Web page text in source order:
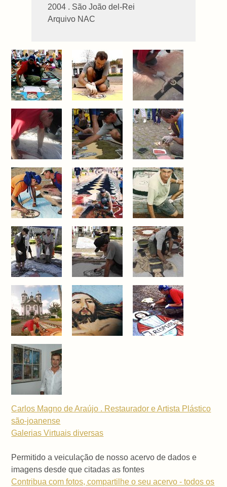
2004 . São João del-Rei
Arquivo NAC
Carlos Magno de Araújo . Restaurador e Artista Plástico
são-joanense
Galerias Virtuaisdiversas
Permitido a veiculação de nosso acervo de dados e
imagens desde que citadas as fontes
Contribua com fotos, compartilhe o seu acervo - todos os